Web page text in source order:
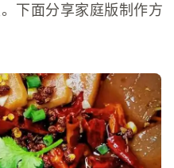
下面分享家庭版制作方